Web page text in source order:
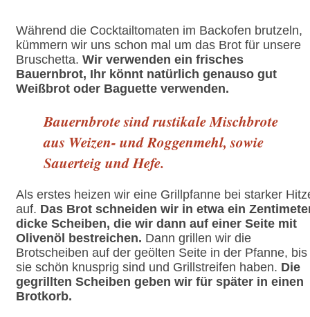
Während die Cocktailtomaten im Backofen brutzeln,
kümmern wir uns schon mal um das Brot für unsere
Bruschetta. Wir verwenden ein frisches
Bauernbrot, Ihr könnt natürlich genauso gut
Weißbrot oder Baguette verwenden.
Bauernbrote sind rustikale Mischbrote
aus Weizen- und Roggenmehl, sowie
Sauerteig und Hefe.
Als erstes heizen wir eine Grillpfanne bei starker
auf. Das Brot schneiden wir in etwa ein
dicke Scheiben, die wir dann auf einer Seite mit
Olivenöl bestreichen. Dann grillen wir die
Brotscheiben auf der geölten Seite in der Pfanne, bis
sie schön knusprig sind und Grillstreifen haben. Die
gegrillten Scheiben geben wir für später in einen
Brotkorb.